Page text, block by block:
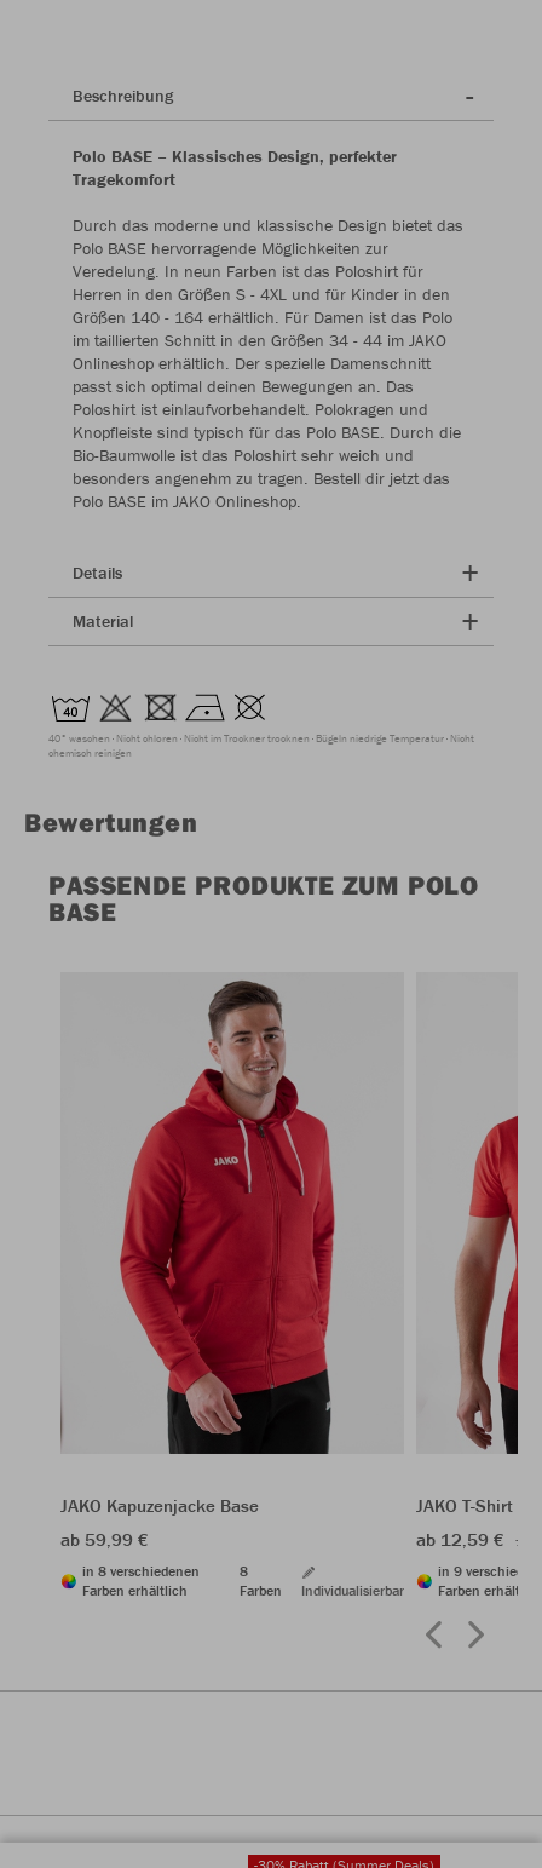
Beschreibung
Polo BASE – Klassisches Design, perfekter
Tragekomfort
Durch das moderne und klassische Design bietet das
Polo BASE hervorragende Möglichkeiten zur
Veredelung. In neun Farben ist das Poloshirt für
Herren in den Größen S - 4XL und für Kinder in den
Größen 140 - 164 erhältlich. Für Damen ist das Polo
im taillierten Schnitt in den Größen 34 - 44 im JAKO
Onlineshop erhältlich. Der spezielle Damenschnitt
passt sich optimal deinen Bewegungen an. Das
Poloshirt ist einlaufvorbehandelt. Polokragen und
Knopfleiste sind typisch für das Polo BASE. Durch die
Bio-Baumwolle ist das Poloshirt sehr weich und
besonders angenehm zu tragen. Bestell dir jetzt das
Polo BASE im JAKO Onlineshop.
Details
Material
40° waschen Nicht chloren Nicht im Trockner trocknen Bügeln niedrige Temperatur Nicht
chemisch reinigen
Bewertungen
PASSENDE PRODUKTE ZUM POLO
BASE
JAKO Kapuzenjacke Base
ab 59,99 €
in 8 verschiedenen
Farben erhältlich
8
Farben
Individualisierbar
JAKO T-Shirt
ab 12,59 €
in 9
Farben